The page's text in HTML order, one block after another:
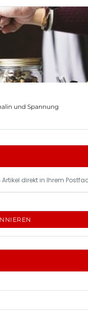
und Spannung
direkt in Ihrem